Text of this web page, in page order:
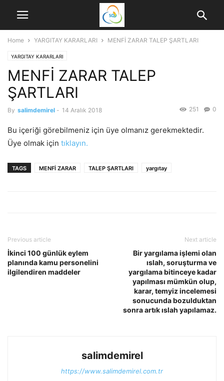
Home YARGITAY KARARLARI MENFİ ZARAR TALEP ŞARTLARI
YARGITAY KARARLARI
MENFİ ZARAR TALEP
ŞARTLARI
By salimdemirel - 14 Aralık 2018 0
251
Bu içeriği görebilmeniz için üye olmanız gerekmektedir.
Üye olmak için tıklayın.
TAGS MENFİ ZARAR TALEP ŞARTLARI yargıtay
Previous article
İkinci 100 günlük eylem
planında kamu personelini
ilgilendiren maddeler
Next article
Bir yargılama işlemi olan
ıslah, soruşturma ve
yargılama bitinceye kadar
yapılması mümkün olup,
karar, temyiz incelemesi
sonucunda bozulduktan
sonra artık ıslah yapılamaz.
salimdemirel
https://www.salimdemirel.com.tr